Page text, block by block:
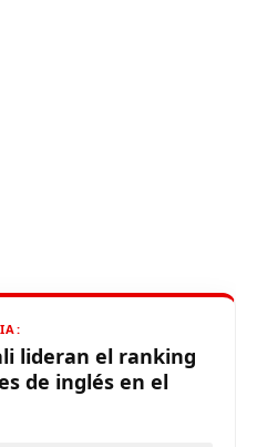
lideran el ranking
de inglés en el